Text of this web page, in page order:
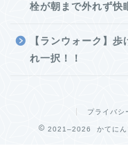
栓が朝まで外れず快
【ランウォーク】
れ一択！！
プライバシ
2021–2026 かてにん